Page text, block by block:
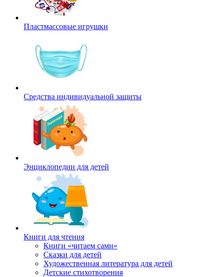
Пластмассовые игрушки
Средства индивидуальной защиты
Энциклопедии для детей
Книги для чтения
Книги «читаем сами»
Сказки для детей
Художественная литература для детей
Детские стихотворения